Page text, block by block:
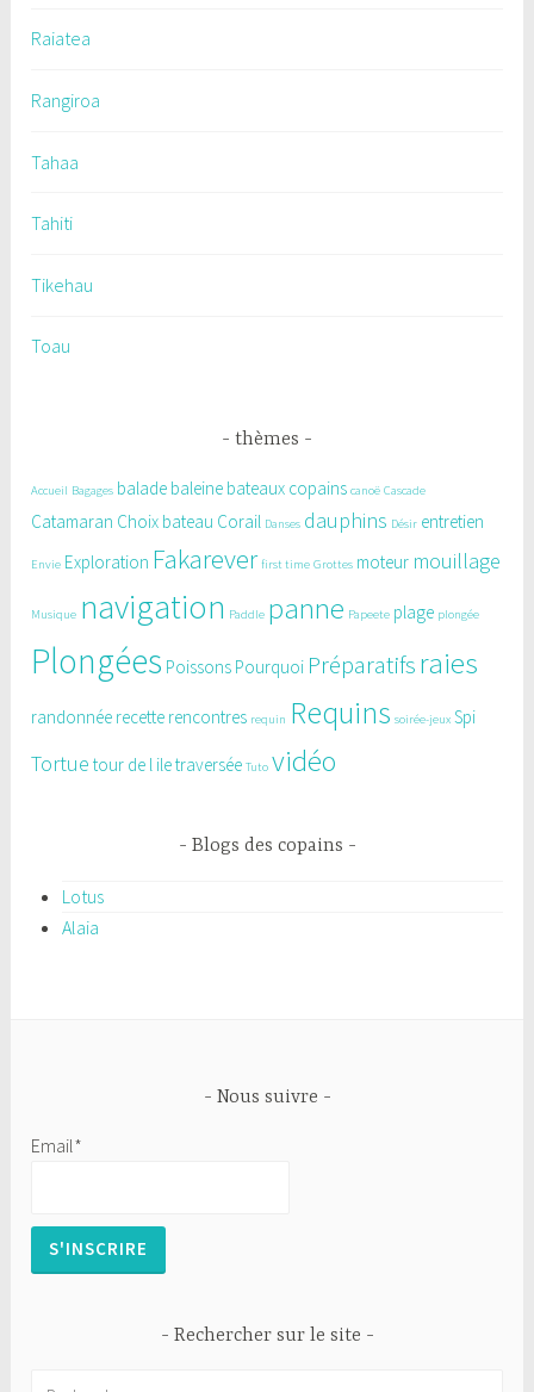
Raiatea
Rangiroa
Tahaa
Tahiti
Tikehau
Toau
thèmes
Accueil Bagages balade baleine bateaux copains canoë Cascade
Catamaran Choix bateau Corail Danses dauphins Désir entretien
Envie Exploration Fakarever first time Grottes moteur mouillage
Musique navigation Paddle panne Papeete plage plongée
Plongées Poissons Pourquoi Préparatifsraies
randonnée recette rencontres requin Requins soirée-jeux Spi
Tortue tour de l iletraversée Tuto vidéo
Blogs des copains
Lotus
Alaia
Nous suivre
Email*
Rechercher sur le site